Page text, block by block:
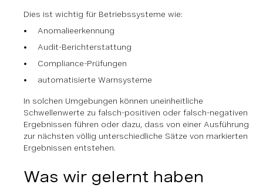
Dies ist wichtig für Betriebssysteme wie:
Anomalieerkennung
Audit-Berichterstattung
Compliance-Prüfungen
automatisierte Warnsysteme
In solchen Umgebungen können uneinheitliche
Schwellenwerte zu falsch-positiven oder falsch-negativen
Ergebnissen führen oder dazu, dass von einer Ausführung
zur nächsten völlig unterschiedliche Sätze von markierten
Ergebnissen entstehen.
Was wir gelernt haben